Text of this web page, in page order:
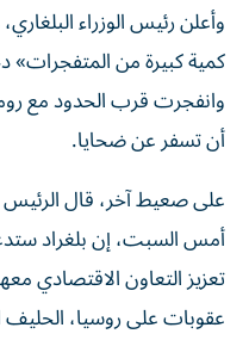
وأعلن رئيس الوزراء
كمية كبيرة من
وانفجرت قرب الحدود مع
أن تسفر عن ضحايا.
على صعيط آخر، قال
أمس السبت، إن بلغراد
تعزيز التعاون الاقتصادي
عقوبات على روسيا، الحليف